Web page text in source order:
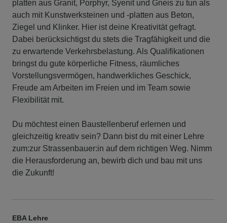
platten aus Granit, Porphyr, Syenit und Gneis zu tun als
auch mit Kunstwerksteinen und -platten aus Beton,
Ziegel und Klinker. Hier ist deine Kreativität gefragt.
Dabei berücksichtigst du stets die Tragfähigkeit und die
zu erwartende Verkehrsbelastung. Als Qualifikationen
bringst du gute körperliche Fitness, räumliches
Vorstellungsvermögen, handwerkliches Geschick,
Freude am Arbeiten im Freien und im Team sowie
Flexibilität mit.
Du möchtest einen Baustellenberuf erlernen und
gleichzeitig kreativ sein? Dann bist du mit einer Lehre
zum:zur Strassenbauer:in auf dem richtigen Weg. Nimm
die Herausforderung an, bewirb dich und bau mit uns
die Zukunft!
EBA Lehre